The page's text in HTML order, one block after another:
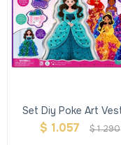
Set Diy Poke Art
$ 1.057 $1.290